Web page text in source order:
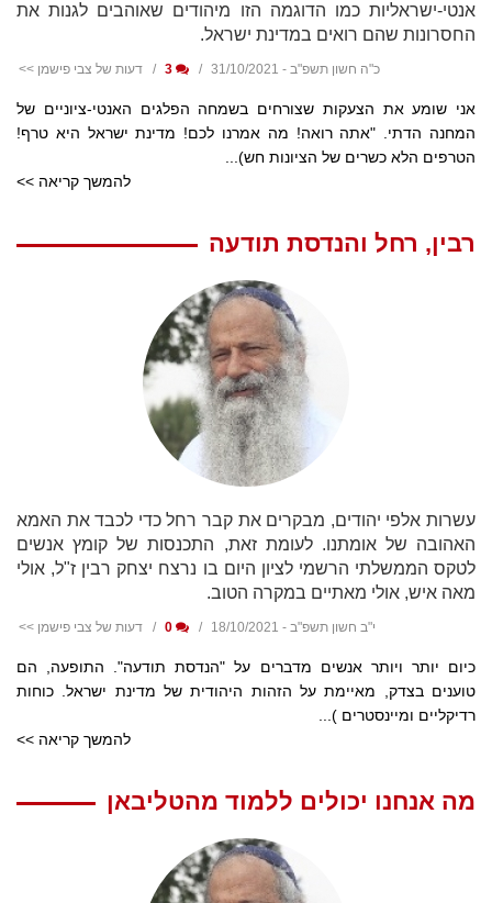
אנטי-ישראליות כמו הדוגמה הזו מיהודים שאוהבים לגנות את
החסרונות שהם רואים במדינת ישראל.
כ"ה חשון תשפ"ב - 31/10/2021 דעות של צבי פישמן >>
אני שומע את הצעקות שצורחים בשמחה הפלגים האנטי-ציוניים של
המחנה הדתי. "אתה רואה! מה אמרנו לכם! מדינת ישראל היא טרף!
הטרפים הלא כשרים של הציונות חש)...
להמשך קריאה >>
רבין, רחל והנדסת תודעה
עשרות אלפי יהודים, מבקרים את קבר רחל כדי לכבד את האמא
האהובה של אומתנו. לעומת זאת, התכנסות של קומץ אנשים
לטקס הממשלתי הרשמי לציון היום בו נרצח יצחק רבין ז"ל, אולי
מאה איש, אולי מאתיים במקרה הטוב.
י"ב חשון תשפ"ב - 18/10/2021 דעות של צבי פישמן >>
כיום יותר ויותר אנשים מדברים על "הנדסת תודעה". התופעה, הם
טוענים בצדק, מאיימת על הזהות היהודית של מדינת ישראל. כוחות
רדיקליים ומיינסטרים )...
להמשך קריאה >>
מה אנחנו יכולים ללמוד מהטליבאן